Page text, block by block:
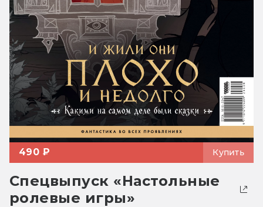
490 ₽ Купить
Спецвыпуск «Настольные
ролевые игры»